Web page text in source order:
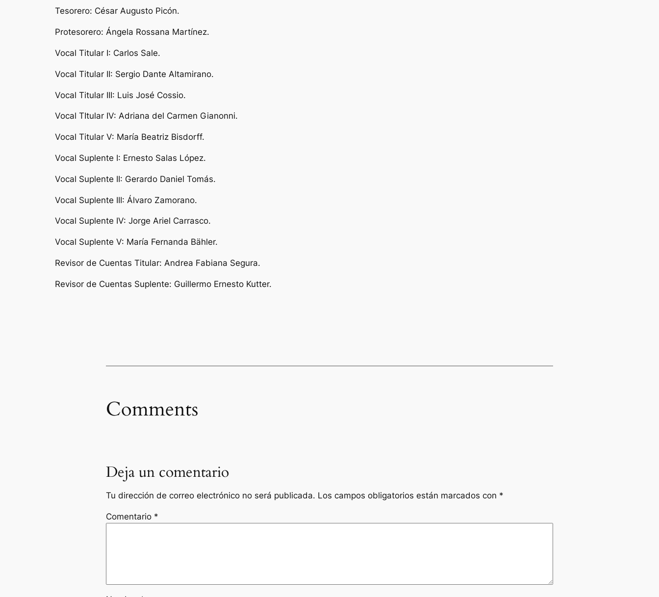
Tesorero: César Augusto Picón.
Protesorero: Ángela Rossana Martínez.
Vocal Titular I: Carlos Sale.
Vocal Titular II: Sergio Dante Altamirano.
Vocal Titular III: Luis José Cossio.
Vocal TItular IV: Adriana del Carmen Gianonni.
Vocal Titular V: María Beatriz Bisdorff.
Vocal Suplente I: Ernesto Salas López.
Vocal Suplente II: Gerardo Daniel Tomás.
Vocal Suplente III: Álvaro Zamorano.
Vocal Suplente IV: Jorge Ariel Carrasco.
Vocal Suplente V: María Fernanda Bähler.
Revisor de Cuentas Titular: Andrea Fabiana Segura.
Revisor de Cuentas Suplente: Guillermo Ernesto Kutter.
Comments
Deja un comentario
Tu dirección de correo electrónico no será publicada. Los campos obligatorios están marcados con *
Comentario *